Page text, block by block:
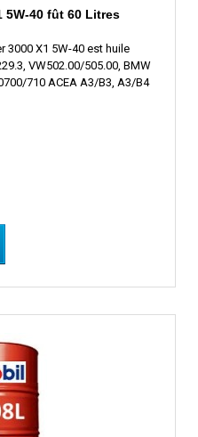
5W-40 fût 60 Litres
3000 X1 5W-40 est huile
VW502.00/505.00, BMW
710 ACEA A3/B3, A3/B4